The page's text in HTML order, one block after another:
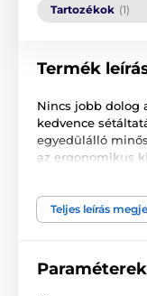
Tartozékok (1)
Termék
Nincs jobb dolog
kedvence
egyedülálló
az ergonomikus
gombnyomással
márkájú termék
Teljes leírás
Paraméterek